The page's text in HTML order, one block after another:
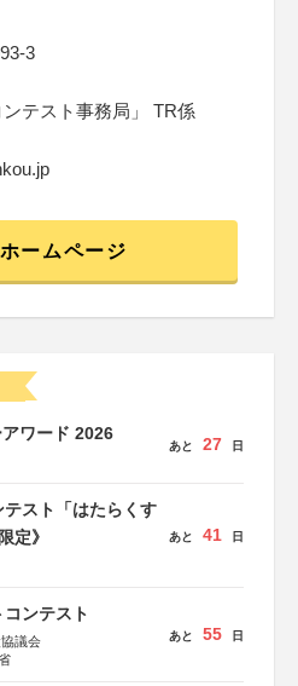
3
ンテスト事務局」 TR係
ームページ
ワード 2026
あと 27 日
スト「はたらくす
定》
あと 41 日
ンテスト
議会
あと 55 日